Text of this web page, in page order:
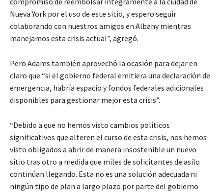
Nueva York por el uso de este sitio, y espero seguir
colaborando con nuestros amigos en Albany mientras
manejamos esta crisis actual”, agregó.
Pero Adams también aprovechó la ocasión para dejar en
claro que “si el gobierno federal emitiera una declaración de
emergencia, habría espacio y fondos federales adicionales
disponibles para gestionar mejor esta crisis”.
“Debido a que no hemos visto cambios políticos
significativos que alteren el curso de esta crisis, nos hemos
visto obligados a abrir de manera insostenible un nuevo
sitio tras otro a medida que miles de solicitantes de asilo
continúan llegando. Esta no es una solución adecuada ni
ningún tipo de plan a largo plazo por parte del gobierno